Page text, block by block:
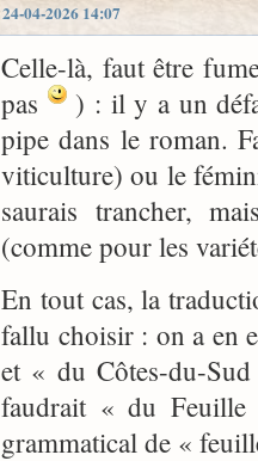
24-04-2026 14:07
Celle-là, faut être
pas
) : il y a un
pipe dans le roman.
viticulture) ou le
saurais trancher,
(comme pour les
En tout cas, la
fallu choisir : on a en
et « du Côtes-du-
faudrait « du Feuille
grammatical de «